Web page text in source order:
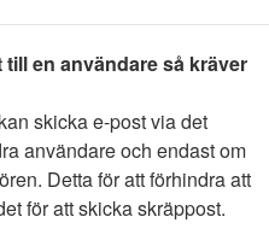
en användare så kräver
skicka e-post via det
användare och endast om
Detta för att förhindra att
för att skicka skräppost.